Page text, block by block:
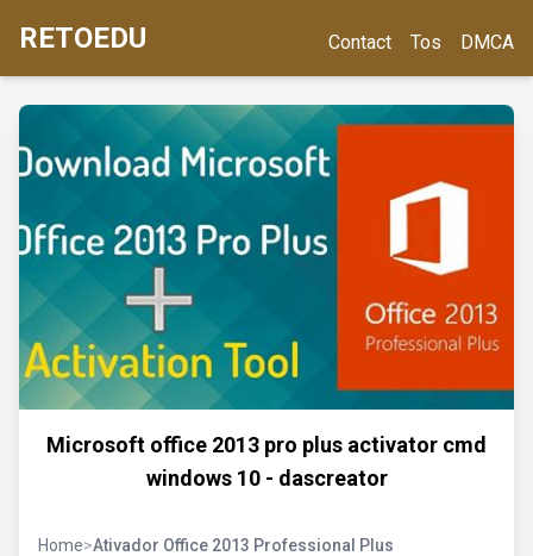
RETOEDU Contact Tos DMCA
Microsoft office 2013 pro plus activator cmd
windows 10 - dascreator
Home>Ativador Office 2013 Professional Plus